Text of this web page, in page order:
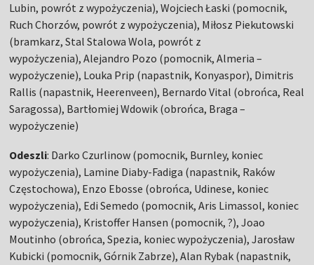
Lubin, powrót z wypożyczenia), Wojciech Łaski (pomocnik,
Ruch Chorzów, powrót z wypożyczenia), Miłosz Piekutowski
(bramkarz, Stal Stalowa Wola, powrót z
wypożyczenia), Alejandro Pozo (pomocnik, Almeria –
wypożyczenie), Louka Prip (napastnik, Konyaspor), Dimitris
Rallis (napastnik, Heerenveen), Bernardo Vital (obrońca, Real
Saragossa), Bartłomiej Wdowik (obrońca, Braga –
wypożyczenie)
Odeszli: Darko Czurlinow (pomocnik, Burnley, koniec
wypożyczenia), Lamine Diaby-Fadiga (napastnik, Raków
Częstochowa), Enzo Ebosse (obrońca, Udinese, koniec
wypożyczenia), Edi Semedo (pomocnik, Aris Limassol, koniec
wypożyczenia), Kristoffer Hansen (pomocnik, ?), Joao
Moutinho (obrońca, Spezia, koniec wypożyczenia), Jarosław
Kubicki (pomocnik, Górnik Zabrze), Alan Rybak (napastnik,